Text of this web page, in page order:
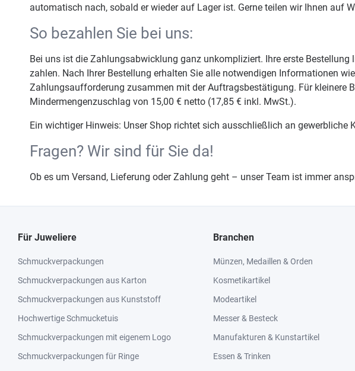
automatisch nach, sobald er wieder auf Lager ist. Gerne teilen wir Ihnen auf
So bezahlen Sie bei uns:
Bei uns ist die Zahlungsabwicklung ganz unkompliziert. Ihre erste
zahlen. Nach Ihrer Bestellung erhalten Sie alle notwendigen Informationen
Zahlungsaufforderung zusammen mit der Auftragsbestätigung. Für kleinere
Mindermengenzuschlag von 15,00 € netto (17,85 € inkl. MwSt.).
Ein wichtiger Hinweis: Unser Shop richtet sich ausschließlich an gewerbliche
Fragen? Wir sind für Sie da!
Ob es um Versand, Lieferung oder Zahlung geht – unser Team ist immer
Für Juweliere
Schmuckverpackungen
Schmuckverpackungen aus Karton
Schmuckverpackungen aus Kunststoff
Hochwertige Schmucketuis
Schmuckverpackungen mit eigenem Logo
Schmuckverpackungen für Ringe
Branchen
Münzen, Medaillen & Orden
Kosmetikartikel
Modeartikel
Messer & Besteck
Manufakturen & Kunstartikel
Essen & Trinken